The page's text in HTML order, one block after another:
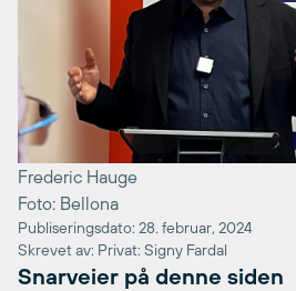
Frederic Hauge
Foto: Bellona
Publiseringsdato: 28. februar, 2024
Skrevet av: Privat: Signy Fardal
Snarveier på denne siden